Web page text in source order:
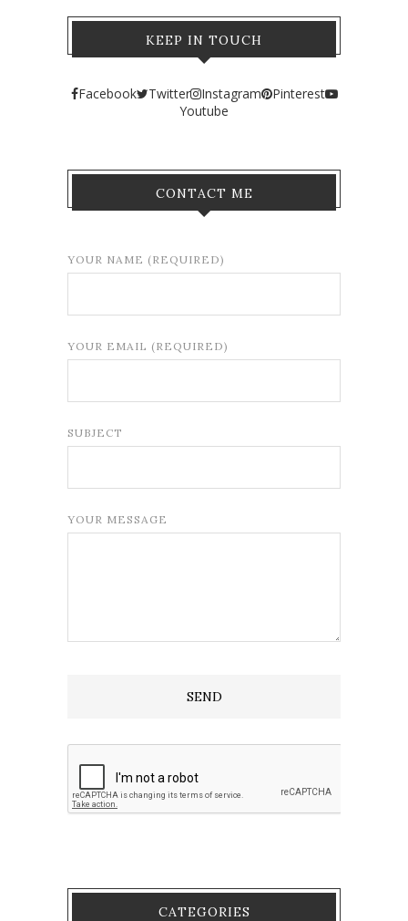
KEEP IN TOUCH
Facebook Twitter Instagram
Pinterest
Youtube
CONTACT ME
YOUR NAME (REQUIRED)
YOUR EMAIL (REQUIRED)
SUBJECT
YOUR MESSAGE
CATEGORIES